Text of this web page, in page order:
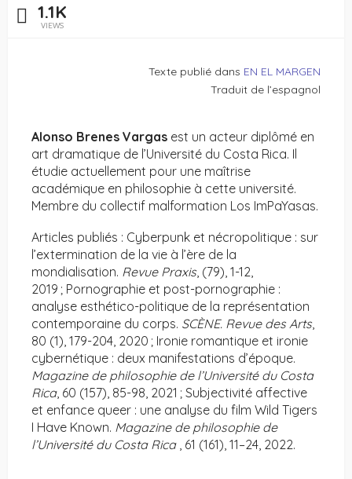
1.1K
VIEWS
Texte publié dans EN EL MARGEN
Traduit de l’espagnol
Alonso Brenes Vargas est un acteur diplômé en
art dramatique de l’Université du Costa Rica. Il
étudie actuellement pour une maîtrise
académique en philosophie à cette université.
Membre du collectif malformation Los ImPaYasas.
Articles publiés : Cyberpunk et nécropolitique : sur
l’extermination de la vie à l’ère de la
mondialisation. Revue Praxis, (79), 1-12,
2019 ; Pornographie et post-pornographie :
analyse esthético-politique de la représentation
contemporaine du corps. SCÈNE. Revue des Arts,
80 (1), 179-204, 2020 ; Ironie romantique et ironie
cybernétique : deux manifestations d’époque.
Magazine de philosophie de l’Université du Costa
Rica, 60 (157), 85-98, 2021 ; Subjectivité affective
et enfance queer : une analyse du film Wild Tigers
I Have Known. Magazine de philosophie de
l’Université du Costa Rica, 61 (161), 11–24, 2022.